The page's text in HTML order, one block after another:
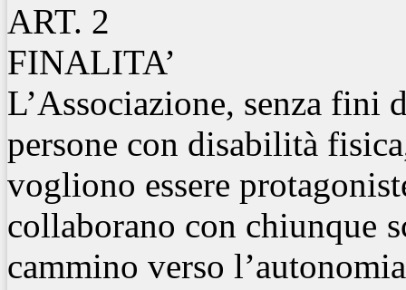
ART. 2
FINALITA’
L’Associazione, senza fini
persone con disabilità
vogliono essere
collaborano con chiunque
cammino verso